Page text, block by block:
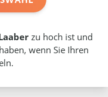
zu hoch ist und
wenn Sie Ihren